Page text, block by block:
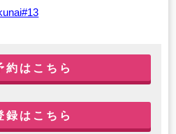
約はこちら
録はこちら